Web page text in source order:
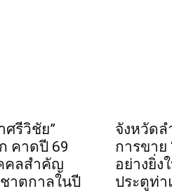
ศรีวิชัย”
คาดปี 69
คลสำคัญ
าตกาลในปี
จังหวัดล
การขาย
อย่างยิ่ง
ประตูท่